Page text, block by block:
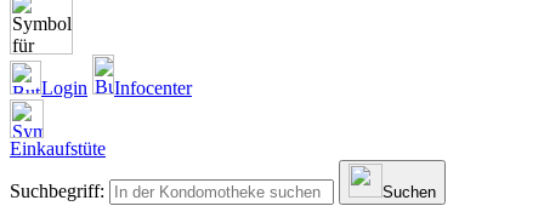
Login Infocenter
Einkaufstüte
Suchbegriff: Suchen